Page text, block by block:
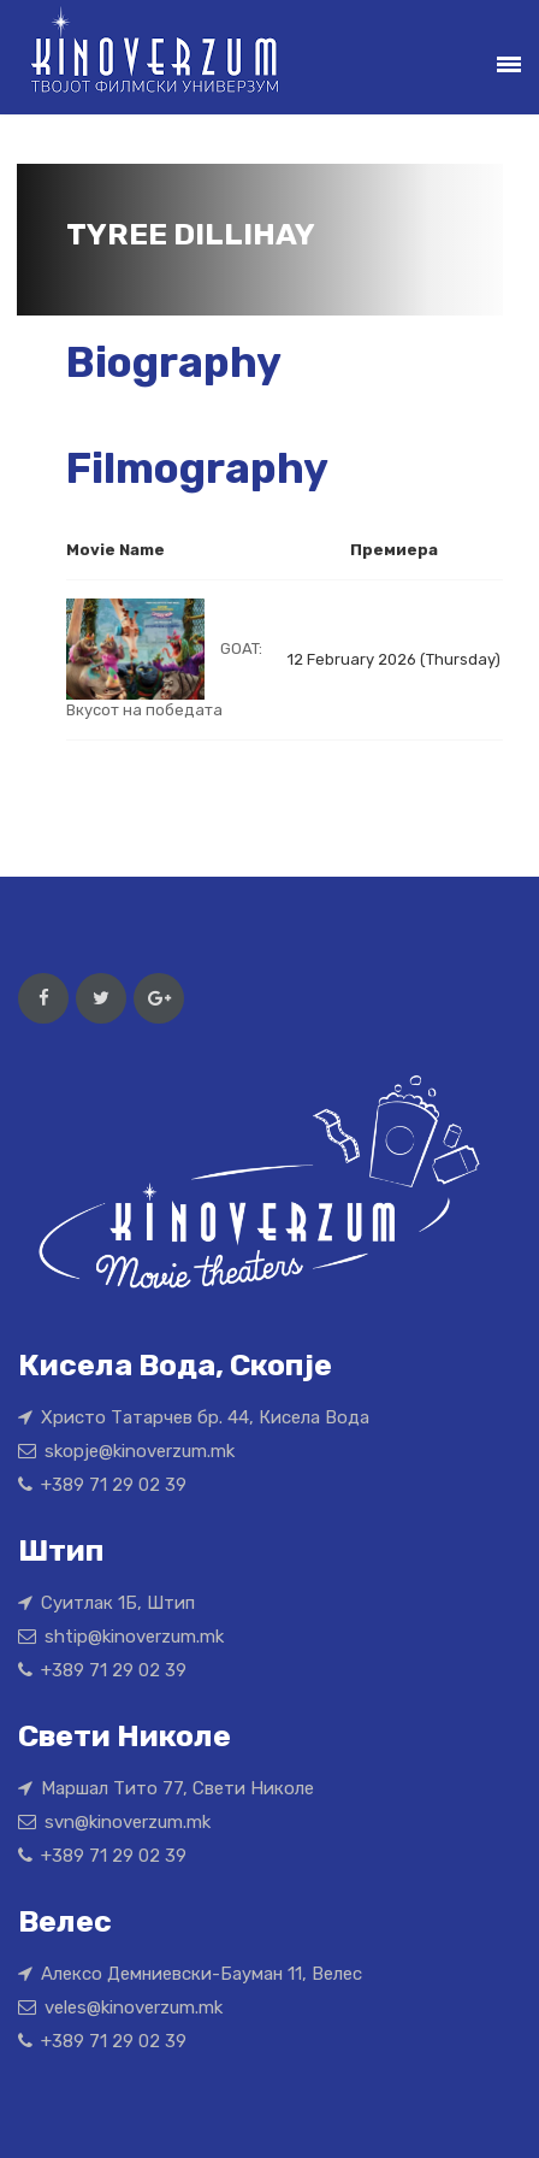
TYREE DILLIHAY
Biography
Filmography
Movie Name Премиера
GOAT:
Вкусот на победата
12 February 2026 (Thursday)
Кисела Вода, Скопје
Христо Татарчев бр. 44, Кисела Вода
skopje@kinoverzum.mk
+389 71 29 02 39
Штип
Суитлак 1Б, Штип
shtip@kinoverzum.mk
+389 71 29 02 39
Свети Николе
Маршал Тито 77, Свети Николе
svn@kinoverzum.mk
+389 71 29 02 39
Велес
Алексо Демниевски-Бауман 11, Велес
veles@kinoverzum.mk
+389 71 29 02 39